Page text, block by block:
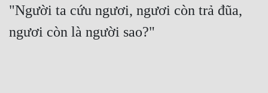
"Người ta cứu ngươi, ngươi còn trả đũa,
ngươi còn là người sao?"